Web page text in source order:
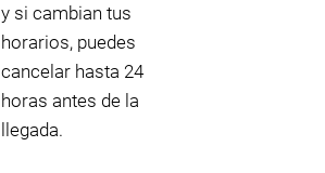
y si cambian tus
horarios, puedes
cancelar hasta 24
horas antes de la
llegada.